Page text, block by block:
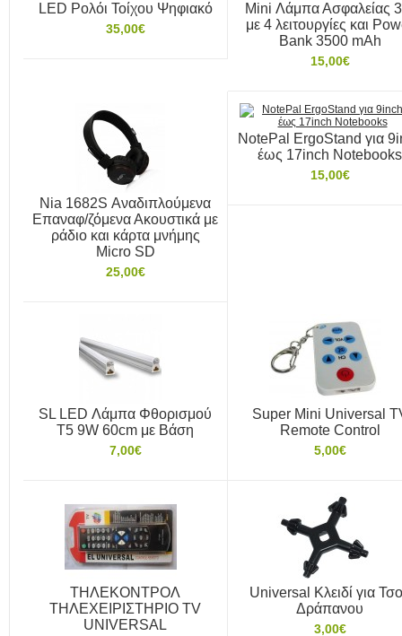
LED Ρολόι Τοίχου Ψηφιακό
35,00€
Mini Λάμπα Ασφαλείας
με 4 λειτουργίες και
Bank 3500 mAh
15,00€
Nia 1682S Αναδιπλούμενα
Επαναφ/ζόμενα Ακουστικά με
ράδιο και κάρτα μνήμης
Micro SD
25,00€
NotePal ErgoStand για
έως 17inch Notebooks
15,00€
SL LED Λάμπα Φθορισμού
T5 9W 60cm με Βάση
7,00€
Super Mini Universal
Remote Control
5,00€
THΛΕΚΟΝΤΡΟΛ
ΤΗΛΕΧΕΙΡΙΣΤΗΡΙΟ TV
UNIVERSAL
Universal Κλειδί για
Δράπανου
3,00€